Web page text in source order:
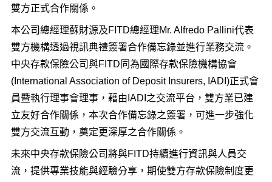
雙方正式合作關係。
本公司總經理蘇財源及FITD總經理Mr. Alfredo Pallini代表
雙方機構透過視訊典禮簽署合作備忘錄並進行業務交流。
中央存款保險公司與FITD同為國際存款保險機構協會
(International Association of Deposit Insurers, IADI)正式會
員暨執行理事會理事，藉由IADI之交流平台，雙方業已建
立友好合作關係，本次合作備忘錄之簽署，可進一步強化
雙方交流互動，奠定更深厚之合作關係。
未來中央存款保險公司將與FITD持續進行資訊與人員交
流，提供專業技能與經驗分享，期使雙方存款保險制度更